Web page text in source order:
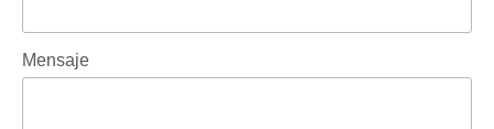
Mensaje